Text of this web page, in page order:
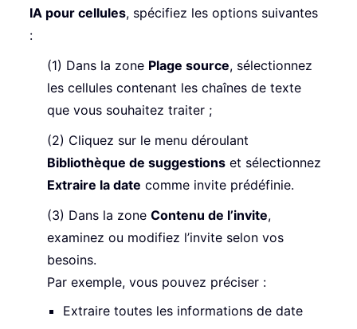
IA pour cellules, spécifiez les options suivantes
:
(1) Dans la zone Plage source, sélectionnez
les cellules contenant les chaînes de texte
que vous souhaitez traiter ;
(2) Cliquez sur le menu déroulant
Bibliothèque de suggestions et sélectionnez
Extraire la date comme invite prédéfinie.
(3) Dans la zone Contenu de l’invite,
examinez ou modifiez l’invite selon vos
besoins.
Par exemple, vous pouvez préciser :
Extraire toutes les informations de date